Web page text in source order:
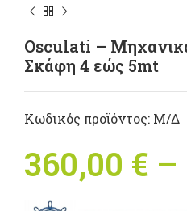
Osculati –
Σκάφη 4 εώς 5mt
Κωδικός προϊόντος: Μ/Δ
360,00 € –